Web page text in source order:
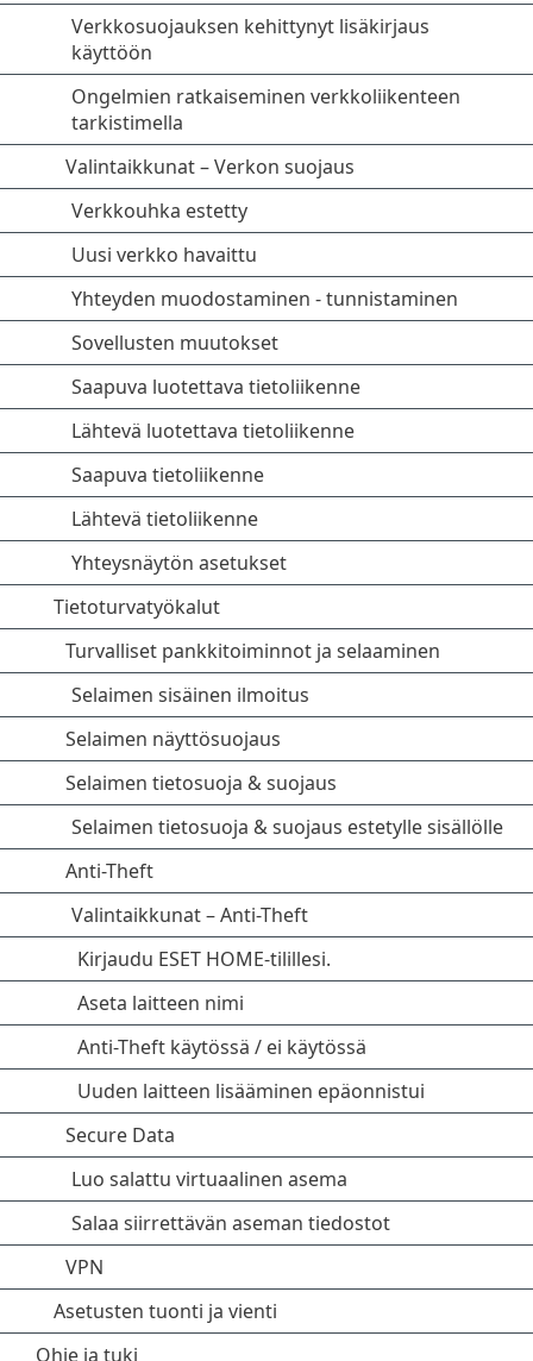
Verkkosuojauksen kehittynyt lisäkirjaus
käyttöön
Ongelmien ratkaiseminen verkkoliikenteen
tarkistimella
Valintaikkunat – Verkon suojaus
Verkkouhka estetty
Uusi verkko havaittu
Yhteyden muodostaminen - tunnistaminen
Sovellusten muutokset
Saapuva luotettava tietoliikenne
Lähtevä luotettava tietoliikenne
Saapuva tietoliikenne
Lähtevä tietoliikenne
Yhteysnäytön asetukset
Tietoturvatyökalut
Turvalliset pankkitoiminnot ja selaaminen
Selaimen sisäinen ilmoitus
Selaimen näyttösuojaus
Selaimen tietosuoja & suojaus
Selaimen tietosuoja & suojaus estetylle sisällölle
Anti-Theft
Valintaikkunat – Anti-Theft
Kirjaudu ESET HOME-tilillesi.
Aseta laitteen nimi
Anti-Theft käytössä / ei käytössä
Uuden laitteen lisääminen epäonnistui
Secure Data
Luo salattu virtuaalinen asema
Salaa siirrettävän aseman tiedostot
VPN
Asetusten tuonti ja vienti
Ohje ja tuki